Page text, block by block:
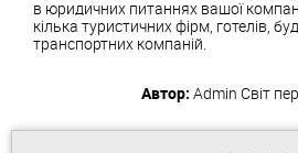
в юридичних питаннях вашої
кілька туристичних фірм, готелів,
транспортних компаній.
Автор: Admin Світ